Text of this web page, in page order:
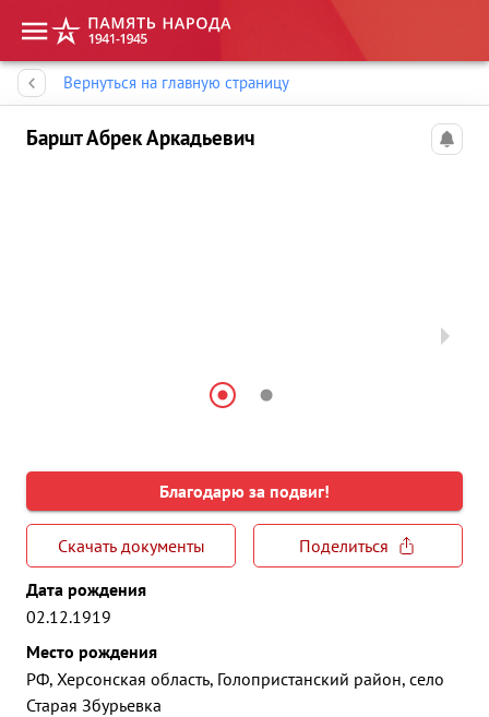
Вернуться на главную страницу
Баршт Абрек Аркадьевич
Благодарю за подвиг!
Скачать документы
Поделиться
Дата рождения
02.12.1919
Место рождения
РФ, Херсонская область, Голопристанский район, село
Старая Збурьевка
Память народа